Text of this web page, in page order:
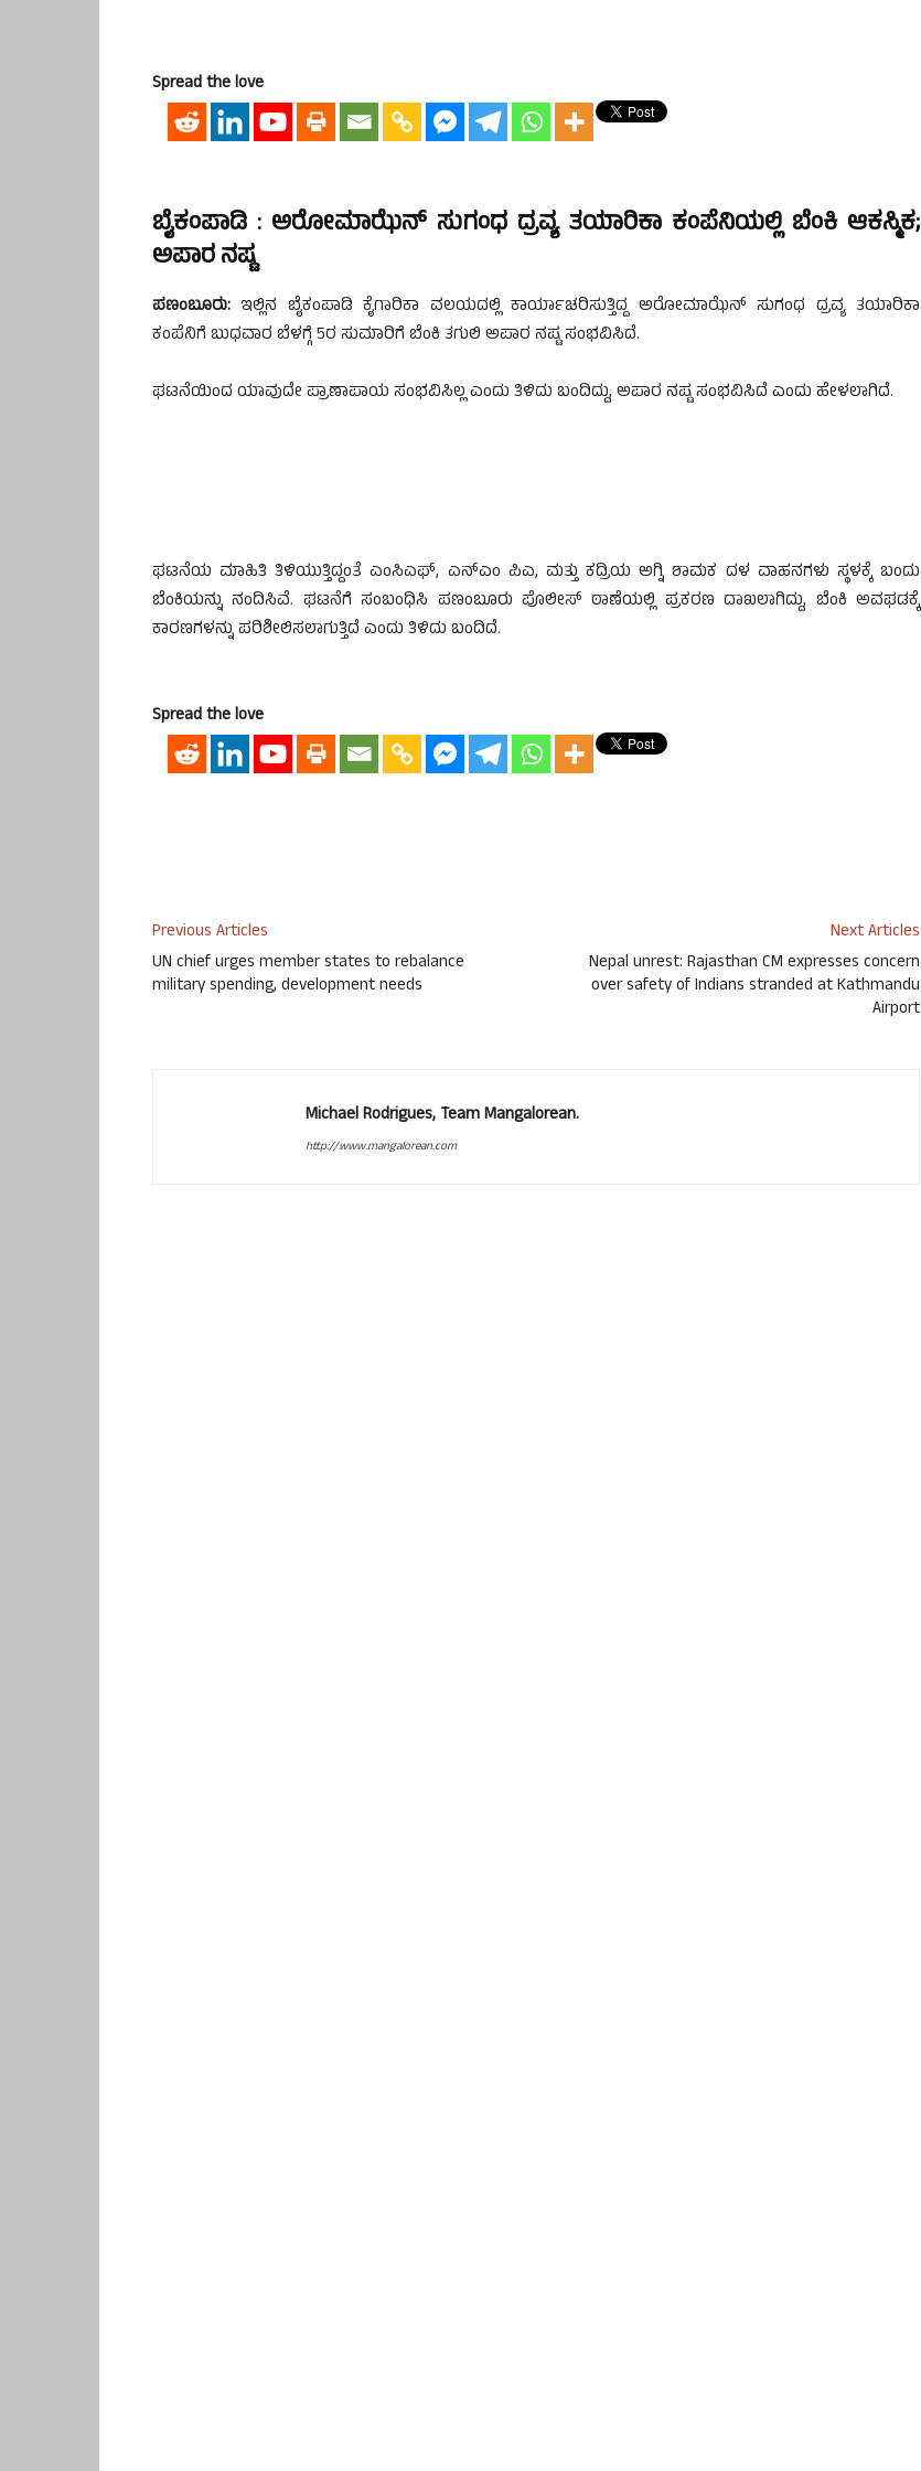
Spread the love
ಬೈಕಂಪಾಡಿ : ಅರೋಮಾಝೆನ್ ಸುಗಂಧ ದ್ರವ್ಯ ತಯಾರಿಕಾ ಕಂಪೆನಿಯಲ್ಲಿ ಬೆಂಕಿ ಆಕಸ್ಮಿಕ;
ಅಪಾರ ನಷ್ಟ
ಪಣಂಬೂರು: ಇಲ್ಲಿನ ಬೈಕಂಪಾಡಿ ಕೈಗಾರಿಕಾ ವಲಯದಲ್ಲಿ ಕಾರ್ಯಾಚರಿಸುತ್ತಿದ್ದ ಅರೋಮಾಝೆನ್ ಸುಗಂಧ ದ್ರವ್ಯ ತಯಾರಿಕಾ
ಕಂಪೆನಿಗೆ ಬುಧವಾರ ಬೆಳಗ್ಗೆ 5ರ ಸುಮಾರಿಗೆ ಬೆಂಕಿ ತಗುಲಿ ಅಪಾರ ನಷ್ಟ ಸಂಭವಿಸಿದೆ‌.
ಘಟನೆಯಿಂದ ಯಾವುದೇ ಪ್ರಾಣಾಪಾಯ ಸಂಭವಿಸಿಲ್ಲ ಎಂದು ತಿಳಿದು ಬಂದಿದ್ದು, ಅಪಾರ ನಷ್ಟ ಸಂಭವಿಸಿದೆ ಎಂದು ಹೇಳಲಾಗಿದೆ.‌
ಘಟನೆಯ ಮಾಹಿತಿ ತಿಳಿಯುತ್ತಿದ್ದಂತೆ ಎಂಸಿಎಫ್, ಎನ್ಎಂ ಪಿಎ, ಮತ್ತು ಕದ್ರಿಯ ಅಗ್ನಿ ಶಾಮಕ ದಳ ವಾಹನಗಳು ಸ್ಥಳಕ್ಕೆ ಬಂದು
ಬೆಂಕಿ‌ಯನ್ನು ನಂದಿಸಿವೆ. ಘಟನೆಗೆ ಸಂಬಂಧಿಸಿ ಪಣಂಬೂರು ಪೊಲೀಸ್ ಠಾಣೆಯಲ್ಲಿ ಪ್ರಕರಣ ದಾಖಲಾಗಿದ್ದು, ಬೆಂಕಿ ಅವಘಡಕ್ಕೆ
ಕಾರಣಗಳನ್ನು ಪರಿಶೀಲಿಸಲಾಗುತ್ತಿದೆ ಎಂದು ತಿಳಿದು ಬಂದಿದೆ.
Spread the love
Previous Articles
UN chief urges member states to rebalance
military spending, development needs
Next Articles
Nepal unrest: Rajasthan CM expresses concern
over safety of Indians stranded at Kathmandu
Airport
Michael Rodrigues, Team Mangalorean.
http://www.mangalorean.com